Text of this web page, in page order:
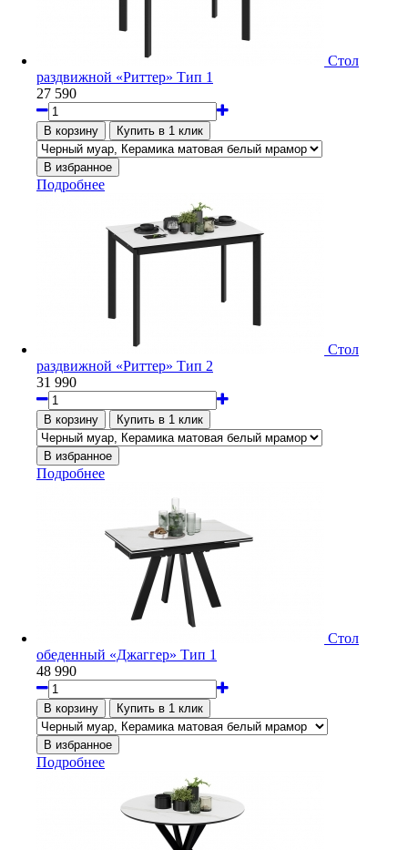
Стол
раздвижной «Риттер» Тип 1
27 590
Подробнее
Стол
раздвижной «Риттер» Тип 2
31 990
Подробнее
Стол
обеденный «Джаггер» Тип 1
48 990
Подробнее